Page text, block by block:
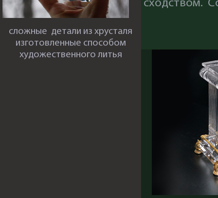
сложные детали из хрусталя
изготовленные способом
художественного литья
сходством.